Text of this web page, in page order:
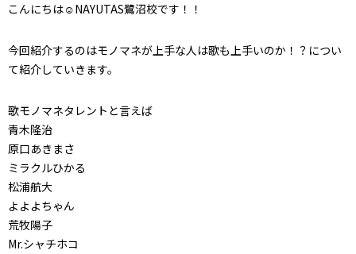
こんにちは☺NAYUTAS鷺沼校です！！
今回紹介するのはモノマネが上手な人は歌も上手いのか！？につい
て紹介していきます。
歌モノマネタレントと言えば
青木隆治
原口あきまさ
ミラクルひかる
松浦航大
よよよちゃん
荒牧陽子
Mr.シャチホコ